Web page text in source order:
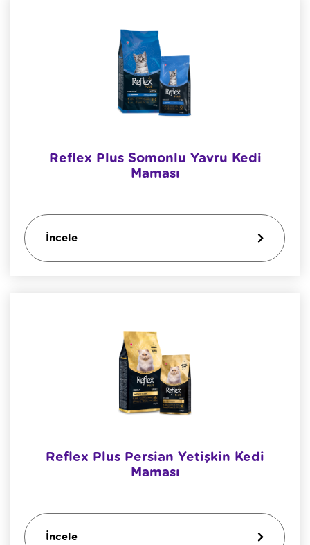
Reflex Plus Somonlu Yavru Kedi
Maması
İncele
Reflex Plus Persian Yetişkin Kedi
Maması
İncele